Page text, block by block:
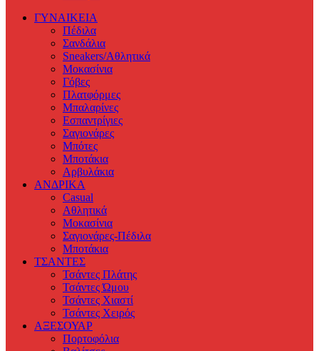
ΓΥΝΑΙΚΕΙΑ
Πέδιλα
Σανδάλια
Sneakers/Αθλητικά
Μοκασίνια
Γόβες
Πλατφόρμες
Μπαλαρίνες
Εσπαντρίγιες
Σαγιονάρες
Μπότες
Μποτάκια
Αρβυλάκια
ΑΝΔΡΙΚΑ
Casual
Αθλητικά
Μοκασίνια
Σαγιονάρες-Πέδιλα
Μποτάκια
ΤΣΑΝΤΕΣ
Τσάντες Πλάτης
Τσάντες Ώμου
Τσάντες Χιαστί
Τσάντες Χειρός
ΑΞΕΣΟΥΑΡ
Πορτοφόλια